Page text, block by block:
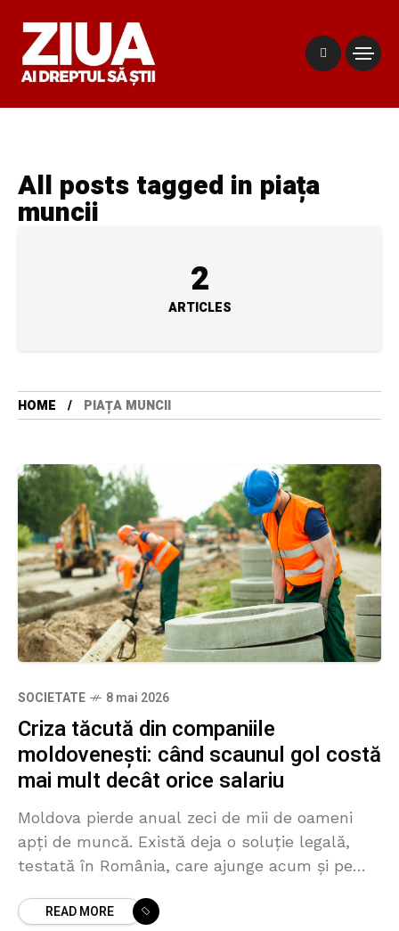
All posts tagged in piața
muncii
2
ARTICLES
HOME PIAȚA MUNCII
SOCIETATE 8 mai 2026
Criza tăcută din companiile
moldovenești: când scaunul gol costă
mai mult decât orice salariu
Moldova pierde anual zeci de mii de oameni
apți de muncă. Există deja o soluție legală,
testată în România, care ajunge acum și pe
READ MORE